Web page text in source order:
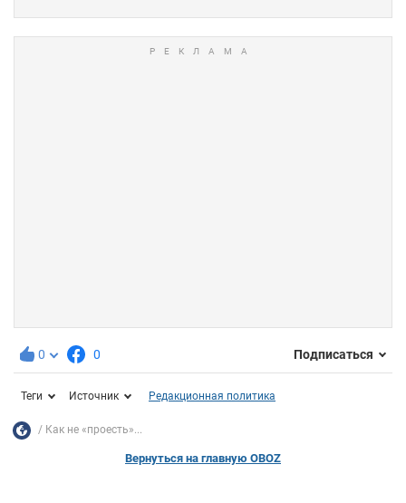
0 0 Подписаться
Теги Источник Редакционная политика
Как не «проесть»...
Вернуться на главную OBOZ